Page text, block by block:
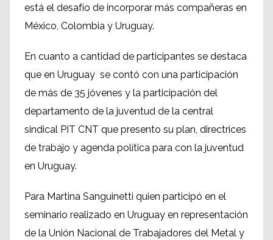
está el desafío de incorporar más compañeras en
México, Colombia y Uruguay.
En cuanto a cantidad de participantes se destaca
que en Uruguay se contó con una participación
de más de 35 jóvenes y la participación del
departamento de la juventud de la central
sindical PIT CNT que presento su plan, directrices
de trabajo y agenda política para con la juventud
en Uruguay.
Para Martina Sanguinetti quien participó en el
seminario realizado en Uruguay en representación
de la Unión Nacional de Trabajadores del Metal y